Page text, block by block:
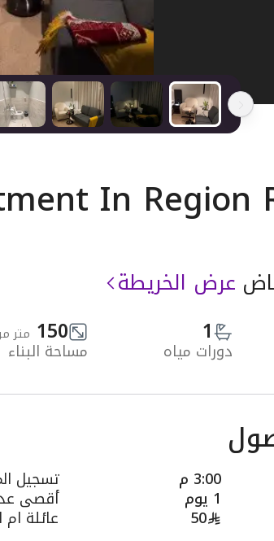
In Region
عرض الخريطة
1
دورات مياه
150 متر
مساحة البناء
3:00 م تسجيل
1 يوم أقصى
50 عائلة ام